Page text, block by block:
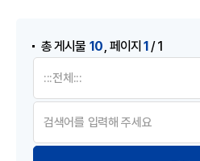
총 게시물 10 ,페이지1/ 1